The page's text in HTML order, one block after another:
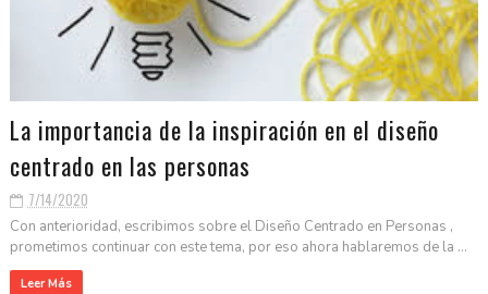
La importancia de la inspiración en el diseño
centrado en las personas
7/14/2020
Con anterioridad, escribimos sobre el Diseño Centrado en Personas ,
prometimos continuar con este tema, por eso ahora hablaremos de la ...
Leer Más